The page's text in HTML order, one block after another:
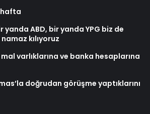
yanda ABD, bir yanda YPG biz de
kılıyoruz
mal varlıklarına ve banka hesaplarına
doğrudan görüşme yaptıklarını